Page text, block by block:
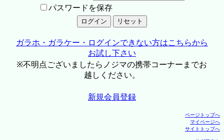
パスワードを保存
ガラホ・ガラケー・ログインできない方はこちらから
お試し下さい
※不明点ございましたらノジマの携帯コーナーまでお
越しください。
新規会員登録
ページトップへ
マイページへ
サイトトップへ